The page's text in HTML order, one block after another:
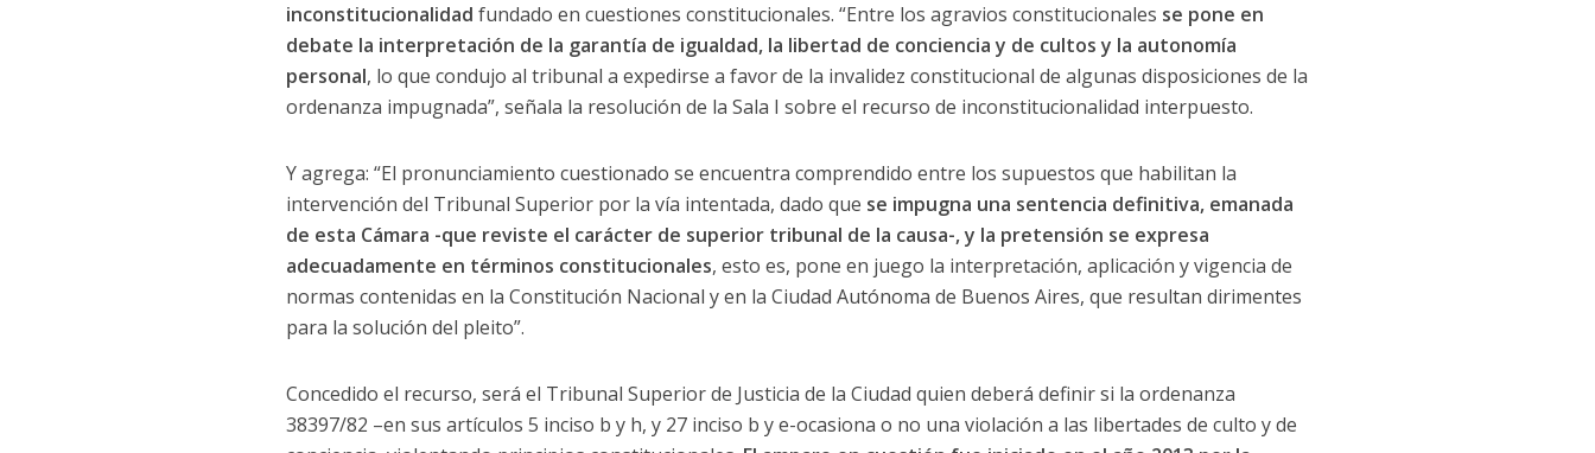
inconstitucionalidad fundado en cuestiones constitucionales. “Entre los agravios constitucionales se pone en
debate la interpretación de la garantía de igualdad, la libertad de conciencia y de cultos y la autonomía
personal, lo que condujo al tribunal a expedirse a favor de la invalidez constitucional de algunas disposiciones de la
ordenanza impugnada”, señala la resolución de la Sala I sobre el recurso de inconstitucionalidad interpuesto.
Y agrega: “El pronunciamiento cuestionado se encuentra comprendido entre los supuestos que habilitan la
intervención del Tribunal Superior por la vía intentada, dado que se impugna una sentencia definitiva, emanada
de esta Cámara -que reviste el carácter de superior tribunal de la causa-, y la pretensión se expresa
adecuadamente en términos constitucionales, esto es, pone en juego la interpretación, aplicación y vigencia de
normas contenidas en la Constitución Nacional y en la Ciudad Autónoma de Buenos Aires, que resultan dirimentes
para la solución del pleito”.
Concedido el recurso, será el Tribunal Superior de Justicia de la Ciudad quien deberá definir si la ordenanza
38397/82 –en sus artículos 5 inciso b y h, y 27 inciso b y e-ocasiona o no una violación a las libertades de culto y de